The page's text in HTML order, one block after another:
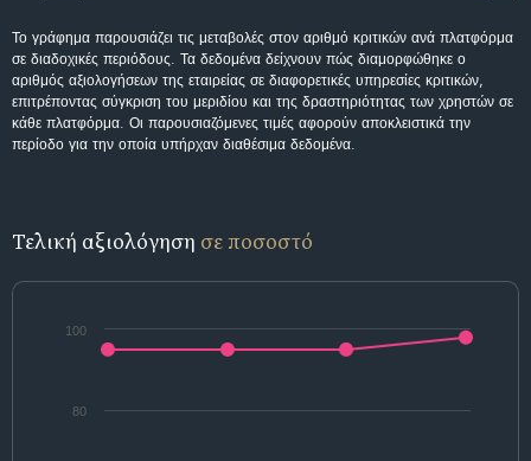
Το γράφημα παρουσιάζει τις μεταβολές στον αριθμό κριτικών ανά πλατφόρμα
σε διαδοχικές περιόδους. Τα δεδομένα δείχνουν πώς διαμορφώθηκε ο
αριθμός αξιολογήσεων της εταιρείας σε διαφορετικές υπηρεσίες κριτικών,
επιτρέποντας σύγκριση του μεριδίου και της δραστηριότητας των χρηστών σε
κάθε πλατφόρμα. Οι παρουσιαζόμενες τιμές αφορούν αποκλειστικά την
περίοδο για την οποία υπήρχαν διαθέσιμα δεδομένα.
Τελική αξιολόγηση σε ποσοστό
80
100